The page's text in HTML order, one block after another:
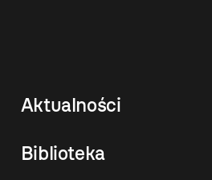
Aktualności
Biblioteka